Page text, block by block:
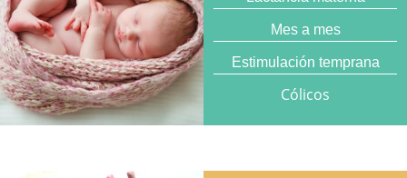
Mes a mes
Estimulación temprana
Cólicos